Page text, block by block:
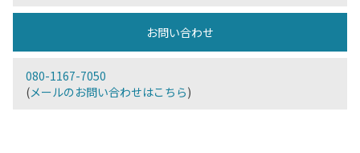
お問い合わせ
080-1167-7050
(メールのお問い合わせはこちら)